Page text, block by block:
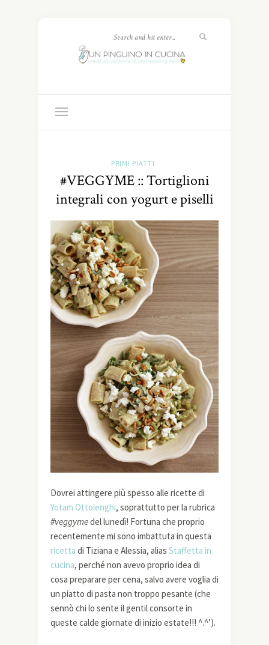
PRIMI PIATTI
#VEGGYME :: Tortiglioni
integrali con yogurt e piselli
Dovrei attingere più spesso alle ricette di
Yotam Ottolenghi, soprattutto per la rubrica
#veggymedel lunedì! Fortuna che proprio
recentemente mi sono imbattuta in questa
ricetta di Tiziana e Alessia, alias Staffetta in
cucina, perché non avevo proprio idea di
cosa preparare per cena, salvo avere voglia di
un piatto di pasta non troppo pesante (che
sennò chi lo sente il gentil consorte in
queste calde giornate di inizio estate!!! ^.^’).